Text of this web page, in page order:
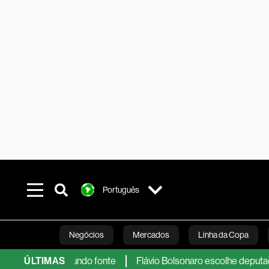
Português
Negócios Mercados Linha da Copa
Línea Studios Podcasts Inovação
ÚLTIMAS
segundo fonte Flávio Bolsonaro escolhe deputado